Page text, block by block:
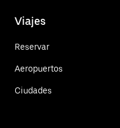
Viajes
Reservar
Aeropuertos
Ciudades